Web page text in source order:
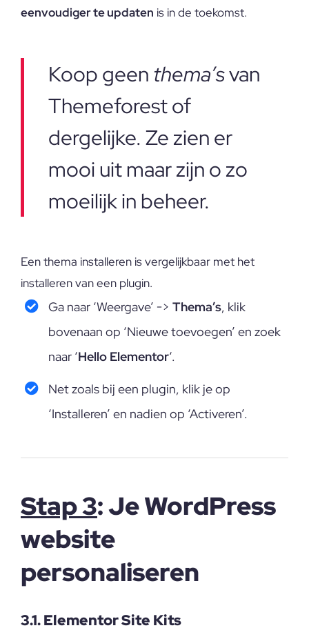
eenvoudiger te updaten is in de toekomst.
Koop geen thema’svan
Themeforest of
dergelijke. Ze zien er
mooi uit maar zijn o zo
moeilijk in beheer.
Een thema installeren is vergelijkbaar met het
installeren van een plugin.
Ga naar ‘Weergave’ -> Thema’s, klik
bovenaan op ‘Nieuwe toevoegen’ en zoek
naar ‘Hello Elementor‘.
Net zoals bij een plugin, klik je op
‘Installeren’ en nadien op ‘Activeren’.
Stap 3: Je WordPress
website
personaliseren
3.1. Elementor Site Kits